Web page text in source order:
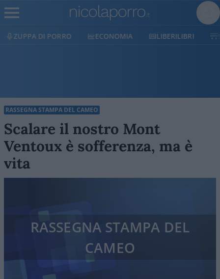
ECONOMIA LIBERILIBRI SHOP
RASSEGNA STAMPA DEL CAMEO
Scalare il nostro Mont
Ventoux è sofferenza, ma è
vita
RASSEGNA STAMPA DEL
CAMEO